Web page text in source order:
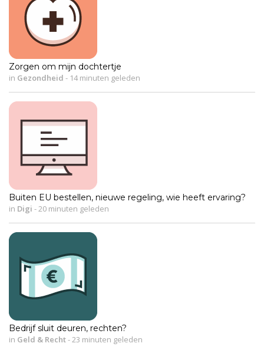
Zorgen om mijn dochtertje
in Gezondheid - 14 minuten geleden
Buiten EU bestellen, nieuwe regeling, wie heeft ervaring?
in Digi - 20 minuten geleden
Bedrijf sluit deuren, rechten?
in Geld & Recht- 23 minuten geleden